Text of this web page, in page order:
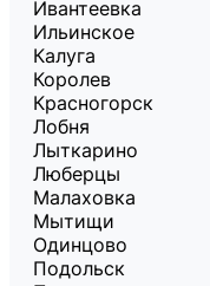
Ивантеевка
Ильинское
Калуга
Королев
Красногорск
Лобня
Лыткарино
Люберцы
Малаховка
Мытищи
Одинцово
Подольск